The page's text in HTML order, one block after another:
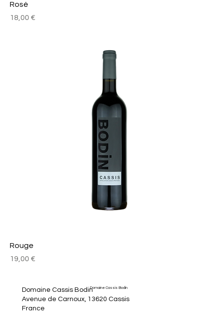
Rosé
Prix
18,00 €
Rouge
Prix
19,00 €
Domaine Cassis Bodin
Domaine Cassis Bodin
Avenue de Carnoux, 13620 Cassis
France